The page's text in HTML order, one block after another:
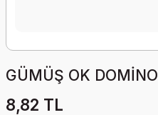
GÜMÜŞ OK DOMİNO
8,82 TL